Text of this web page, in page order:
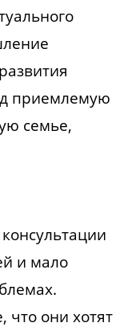
приемлемую
семье,
и мало
что они хотят